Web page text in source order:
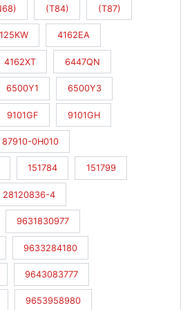
(T84) (T87)
125KW 4162EA
4162XT 6447QN
6500Y1 6500Y3
9101GF 9101GH
87910-0H010
151784 151799
28120836-4
9631830977
9633284180
9643083777
9653958980